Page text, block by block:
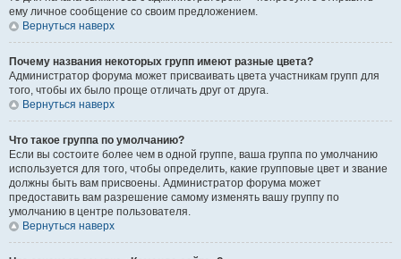
ему личное сообщение со своим предложением.
Вернуться наверх
Почему названия некоторых групп имеют разные цвета?
Администратор форума может присваивать цвета участникам групп для
того, чтобы их было проще отличать друг от друга.
Вернуться наверх
Что такое группа по умолчанию?
Если вы состоите более чем в одной группе, ваша группа по умолчанию
используется для того, чтобы определить, какие групповые цвет и звание
должны быть вам присвоены. Администратор форума может
предоставить вам разрешение самому изменять вашу группу по
умолчанию в центре пользователя.
Вернуться наверх